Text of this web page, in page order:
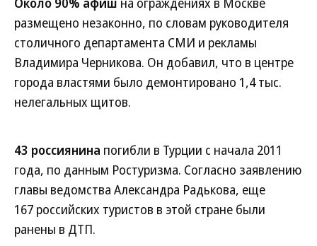
размещено незаконно, по словам руководителя
столичного департамента СМИ и рекламы
Владимира Черникова. Он добавил, что в центре
города властями было демонтировано 1,4 тыс.
нелегальных щитов.
43 россиянина погибли в Турции с начала 2011
года, по данным Ростуризма. Согласно заявлению
главы ведомства Александра Радькова, еще
167 российских туристов в этой стране были
ранены в ДТП.